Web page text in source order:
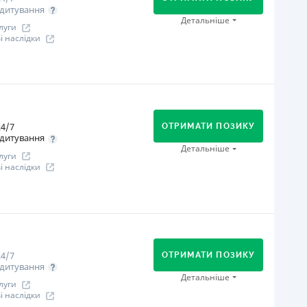
НБУ
НБУ №96
Детальніше
Онлайн (через сайт або інтернет-банкінг)
Через відділення банків-партнерів
Через термінали самообслуговування
НБУ
7
ОТРИМАТИ ПОЗИКУ
Детальніше
Оплата на розрахунковий рахунок
Онлайн (через сайт або інтернет-банкінг)
НБУ
переоформлена 07.03.2024 р.
7
ОТРИМАТИ ПОЗИКУ
Детальніше